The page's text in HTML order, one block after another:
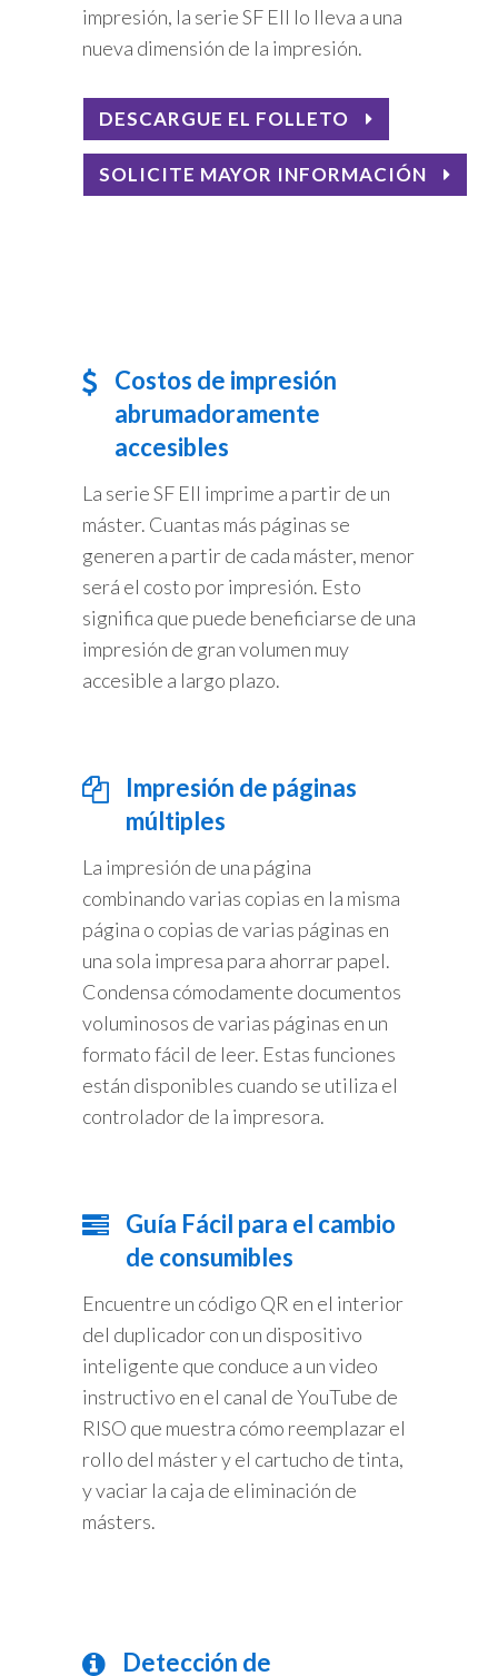
impresión, la serie SF EII lo lleva a una
nueva dimensión de la impresión.
DESCARGUE EL FOLLETO
SOLICITE MAYOR INFORMACIÓN
Costos de impresión
abrumadoramente
accesibles
La serie SF EII imprime a partir de un
máster. Cuantas más páginas se
generen a partir de cada máster, menor
será el costo por impresión. Esto
significa que puede beneficiarse de una
impresión de gran volumen muy
accesible a largo plazo.
Impresión de páginas
múltiples
La impresión de una página
combinando varias copias en la misma
página o copias de varias páginas en
una sola impresa para ahorrar papel.
Condensa cómodamente documentos
voluminosos de varias páginas en un
formato fácil de leer. Estas funciones
están disponibles cuando se utiliza el
controlador de la impresora.
Guía Fácil para el cambio
de consumibles
Encuentre un código QR en el interior
del duplicador con un dispositivo
inteligente que conduce a un video
instructivo en el canal de YouTube de
RISO que muestra cómo reemplazar el
rollo del máster y el cartucho de tinta,
y vaciar la caja de eliminación de
másters.
Detección de